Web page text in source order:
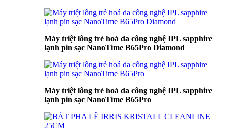
Máy triệt lông trẻ hoá da công nghệ IPL sapphire
lạnh pin sạc NanoTime B65Pro Diamond
Máy triệt lông trẻ hoá da công nghệ IPL sapphire
lạnh pin sạc NanoTime B65Pro